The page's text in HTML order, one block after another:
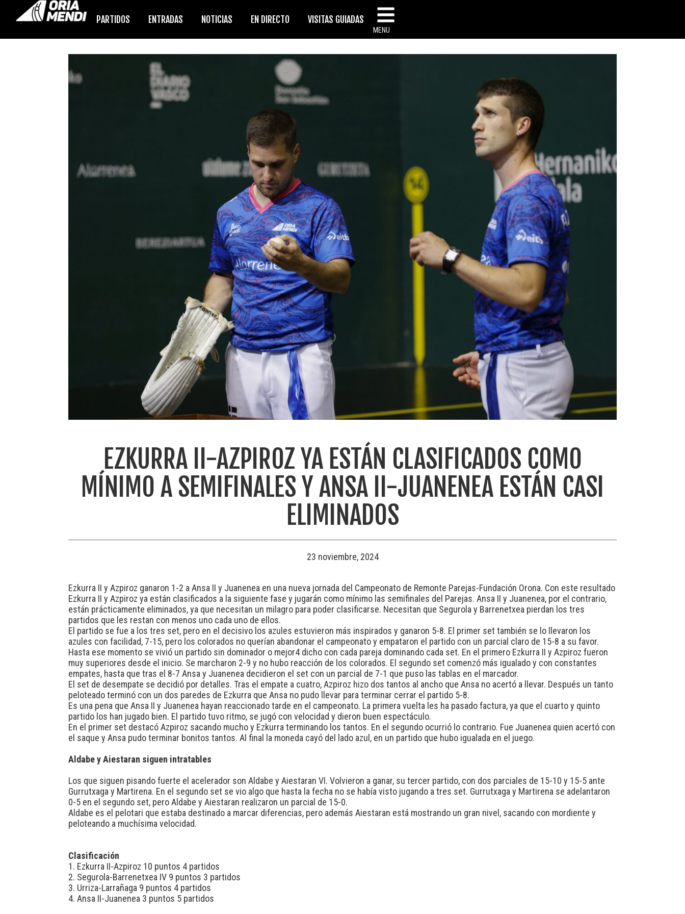
PARTIDOS ENTRADAS NOTICIAS EN DIRECTO VISITAS GUIADAS
MENU
EZKURRA II-AZPIROZ YA ESTÁN CLASIFICADOS COMO
MÍNIMO A SEMIFINALES Y ANSA II-JUANENEA ESTÁN CASI
ELIMINADOS
23 noviembre, 2024
Ezkurra II y Azpiroz ganaron 1-2 a Ansa II y Juanenea en una nueva jornada del Campeonato de Remonte Parejas-Fundación Orona. Con este resultado
Ezkurra II y Azpiroz ya están clasificados a la siguiente fase y jugarán como mínimo las semifinales del Parejas. Ansa II y Juanenea, por el contrario,
están prácticamente eliminados, ya que necesitan un milagro para poder clasificarse. Necesitan que Segurola y Barrenetxea pierdan los tres
partidos que les restan con menos uno cada uno de ellos.
El partido se fue a los tres set, pero en el decisivo los azules estuvieron más inspirados y ganaron 5-8. El primer set también se lo llevaron los
azules con facilidad, 7-15, pero los colorados no querían abandonar el campeonato y empataron el partido con un parcial claro de 15-8 a su favor.
Hasta ese momento se vivió un partido sin dominador o mejor4 dicho con cada pareja dominando cada set. En el primero Ezkurra II y Azpiroz fueron
muy superiores desde el inicio. Se marcharon 2-9 y no hubo reacción de los colorados. El segundo set comenzó más igualado y con constantes
empates, hasta que tras el 8-7 Ansa y Juanenea decidieron el set con un parcial de 7-1 que puso las tablas en el marcador.
El set de desempate se decidió por detalles. Tras el empate a cuatro, Azpiroz hizo dos tantos al ancho que Ansa no acertó a llevar. Después un tanto
peloteado terminó con un dos paredes de Ezkurra que Ansa no pudo llevar para terminar cerrar el partido 5-8.
Es una pena que Ansa II y Juanenea hayan reaccionado tarde en el campeonato. La primera vuelta les ha pasado factura, ya que el cuarto y quinto
partido los han jugado bien. El partido tuvo ritmo, se jugó con velocidad y dieron buen espectáculo.
En el primer set destacó Azpiroz sacando mucho y Ezkurra terminando los tantos. En el segundo ocurrió lo contrario. Fue Juanenea quien acertó con
el saque y Ansa pudo terminar bonitos tantos. Al final la moneda cayó del lado azul, en un partido que hubo igualada en el juego.
Aldabe y Aiestaran siguen intratables
Los que siguen pisando fuerte el acelerador son Aldabe y Aiestaran VI. Volvieron a ganar, su tercer partido, con dos parciales de 15-10 y 15-5 ante
Gurrutxaga y Martirena. En el segundo set se vio algo que hasta la fecha no se había visto jugando a tres set. Gurrutxaga y Martirena se adelantaron
0-5 en el segundo set, pero Aldabe y Aiestaran realizaron un parcial de 15-0.
Aldabe es el pelotari que estaba destinado a marcar diferencias, pero además Aiestaran está mostrando un gran nivel, sacando con mordiente y
peloteando a muchísima velocidad.
Clasificación
1. Ezkurra II-Azpiroz 10 puntos 4 partidos
2. Segurola-Barrenetxea IV 9 puntos 3 partidos
3. Urriza-Larrañaga 9 puntos 4 partidos
4. Ansa II-Juanenea 3 puntos 5 partidos